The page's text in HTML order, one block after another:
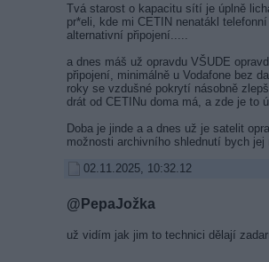
Tvá starost o kapacitu sítí je úplně
pr*eli, kde mi CETIN nenatákl
alternativní připojení.....
a dnes máš už opravdu VŠUDE
připojení, minimálně u Vodafone bez
roky se vzdušné pokrytí násobně
drát od CETINu doma má, a zde je to
Doba je jinde a a dnes už je satelit
možnosti archivního shlednutí bych jej
02.11.2025, 10:32.12
@PepaJožka
už vidím jak jim to technici dělají